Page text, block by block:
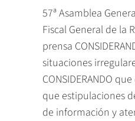
57ª Asamblea
Fiscal General de la
prensa
situaciones
CONSIDERANDO
que estipulaciones
de información y